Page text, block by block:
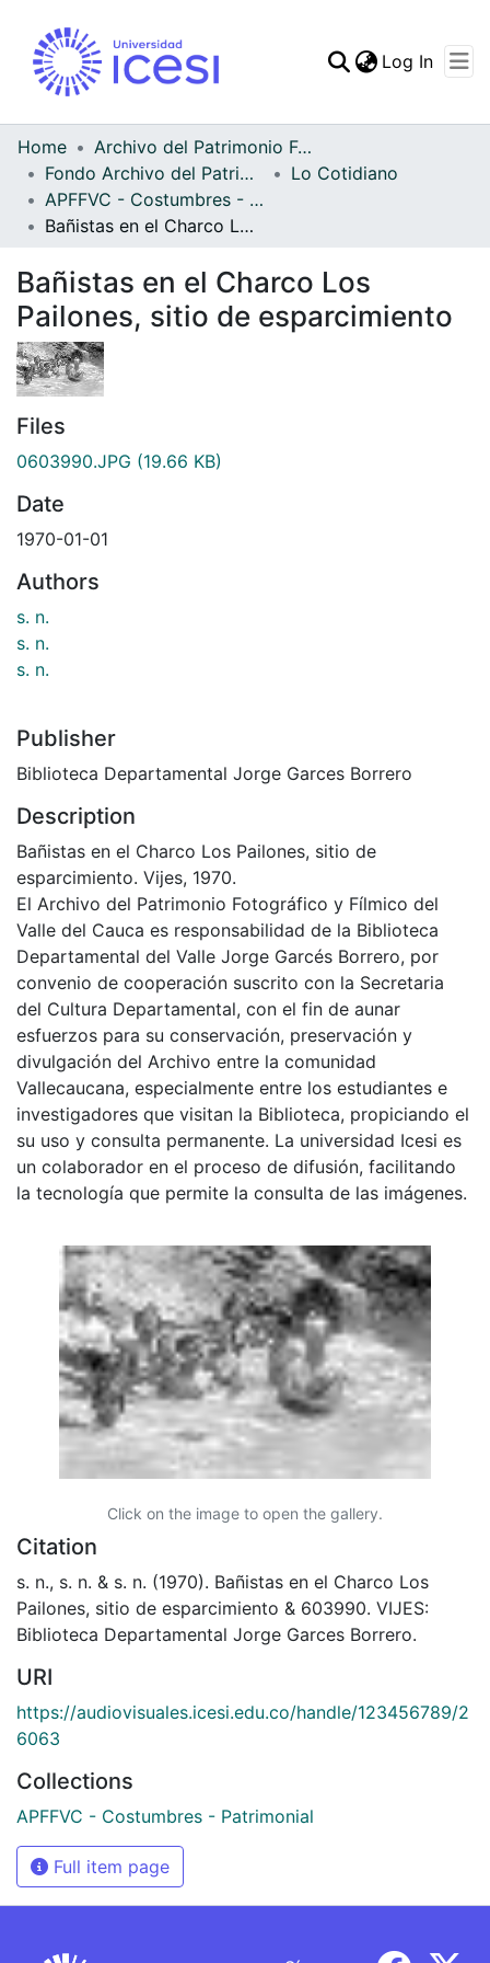
Statistics
Log In
Home
Archivo del Patrimonio Fotográfico y Fílmico del Valle del Cauca
Fondo Archivo del Patrimonio Fotográfico y Fílmico del Valle del Cauca
Lo Cotidiano
APFFVC - Costumbres - Patrimonial
Bañistas en el Charco Los Pailones, sitio de esparcimiento
Bañistas en el Charco Los
Pailones, sitio de esparcimiento
Files
0603990.JPG (19.66 KB)
Date
1970-01-01
Authors
s. n.
s. n.
s. n.
Publisher
Biblioteca Departamental Jorge Garces Borrero
Description
Bañistas en el Charco Los Pailones, sitio de
esparcimiento. Vijes, 1970.
El Archivo del Patrimonio Fotográfico y Fílmico del
Valle del Cauca es responsabilidad de la Biblioteca
Departamental del Valle Jorge Garcés Borrero, por
convenio de cooperación suscrito con la Secretaria
del Cultura Departamental, con el fin de aunar
esfuerzos para su conservación, preservación y
divulgación del Archivo entre la comunidad
Vallecaucana, especialmente entre los estudiantes e
investigadores que visitan la Biblioteca, propiciando el
su uso y consulta permanente. La universidad Icesi es
un colaborador en el proceso de difusión, facilitando
la tecnología que permite la consulta de las imágenes.
Click on the image to open the gallery.
Citation
s. n., s. n. & s. n. (1970). Bañistas en el Charco Los
Pailones, sitio de esparcimiento & 603990. VIJES:
Biblioteca Departamental Jorge Garces Borrero.
URI
https://audiovisuales.icesi.edu.co/handle/123456789/2
6063
Collections
APFFVC - Costumbres - Patrimonial
Full item page